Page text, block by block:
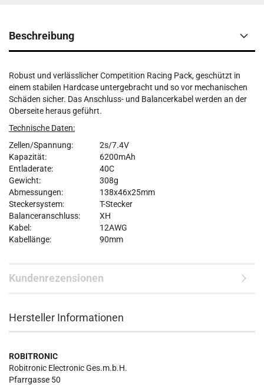
Beschreibung
Robust und verlässlicher Competition Racing Pack, geschützt in
einem stabilen Hardcase untergebracht und so vor mechanischen
Schäden sicher. Das Anschluss- und Balancerkabel werden an der
Oberseite heraus geführt.
Technische Daten:
Zellen/Spannung:
2s/7.4V
Kapazität:
6200mAh
Entladerate:
40C
Gewicht:
308g
Abmessungen:
138x46x25mm
Steckersystem:
T-Stecker
Balanceranschluss:
XH
Kabel:
12AWG
Kabellänge:
90mm
Kundenrezensionen
Hersteller Informationen
ROBITRONIC
Robitronic Electronic Ges.m.b.H.
Pfarrgasse 50